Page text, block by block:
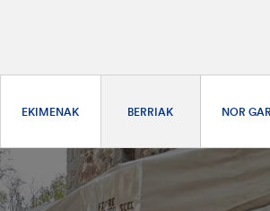
EKIMENAK BERRIAK NOR